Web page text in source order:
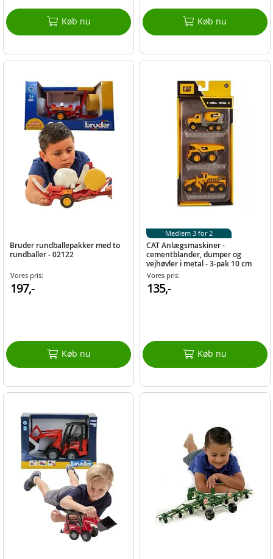
Køb nu Køb nu
Bruder rundballepakker med to
rundballer - 02122
Vores pris:
197,-
Køb nu
CAT Anlægsmaskiner -
cementblander, dumper og
vejhøvler i metal - 3-pak 10 cm
Vores pris:
135,-
Køb nu
Medlem 3 for 2